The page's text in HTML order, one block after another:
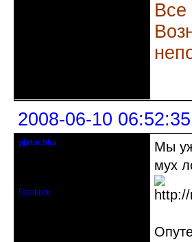
Все
2008-06-10 06:52:35
pjatochka
Профиль
Мы
мух